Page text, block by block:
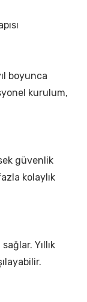
boyunca
kurulum,
güvenlik
kolaylık
Yıllık